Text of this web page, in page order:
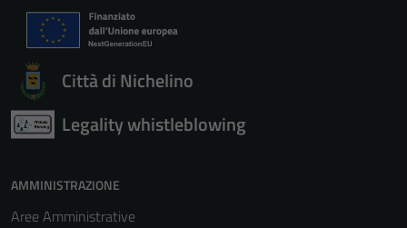
Città di Nichelino
Legality whistleblowing
AMMINISTRAZIONE
Aree Amministrative